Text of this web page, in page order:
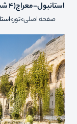
استانبول-معراج(4 شب)
صفحه اصلی تور